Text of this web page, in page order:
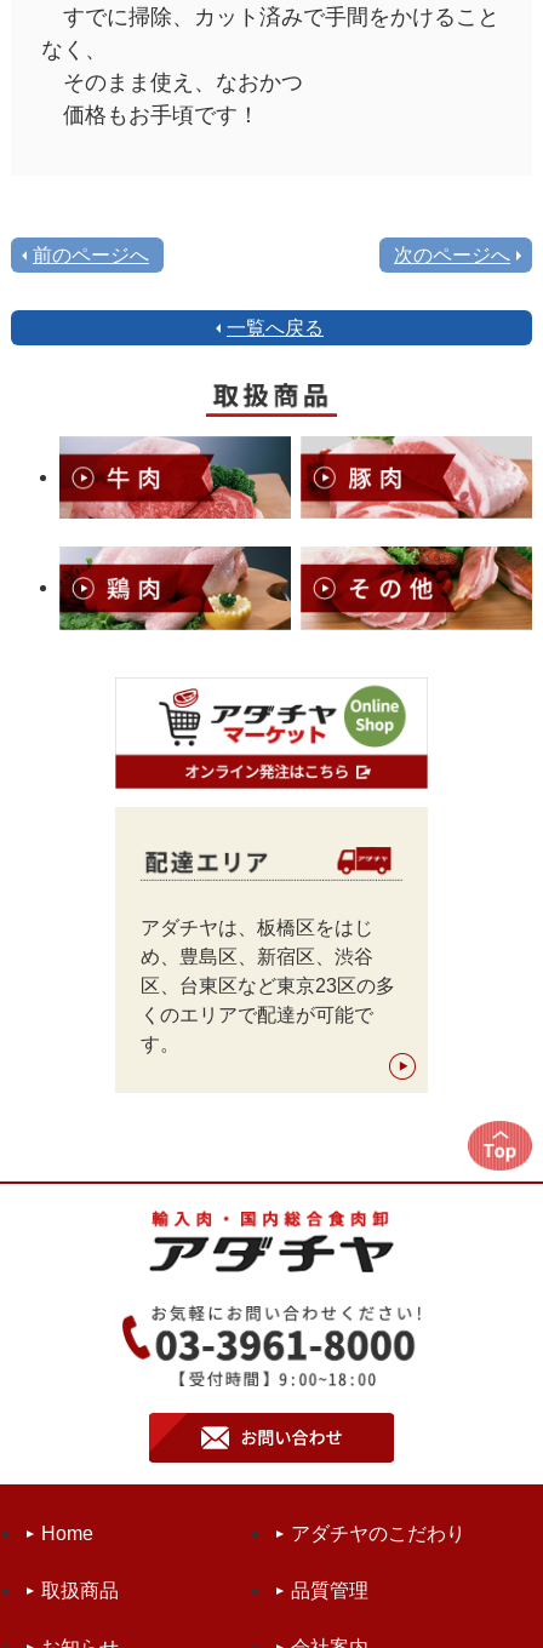
すでに掃除、カット済みで手間をかけること
なく、
そのまま使え、なおかつ
価格もお手頃です！
前のページへ 次のページへ
一覧へ戻る
アダチヤは、板橋区をはじ
め、豊島区、新宿区、渋谷
区、台東区など東京23区の多
くのエリアで配達が可能で
す。
Home アダチヤのこだわり
取扱商品 品質管理